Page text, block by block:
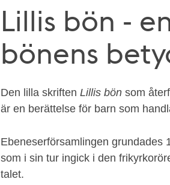
Lillis bön -
bönens
Den lilla skriften Lillis bön som
är en berättelse för barn som
Ebeneserförsamlingen grundades
som i sin tur ingick i den
talet.